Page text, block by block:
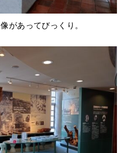
があってびっくり。